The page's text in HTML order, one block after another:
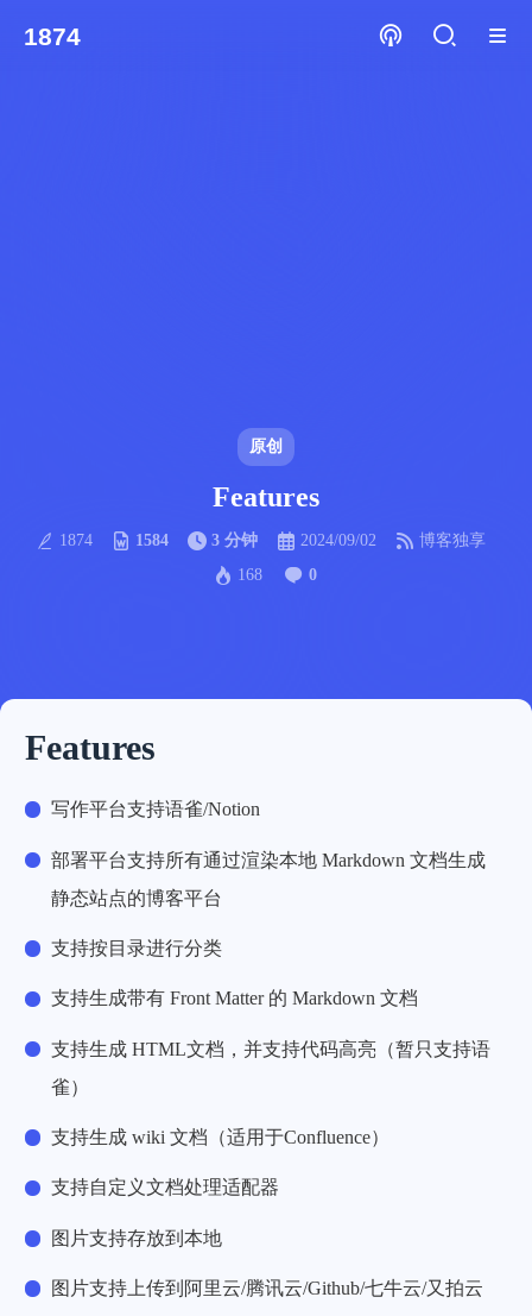
1874
原创
Features
1874 1584 3 分钟 2024/09/02
博客独享
168
0
Features
写作平台支持语雀/Notion
部署平台支持所有通过渲染本地 Markdown 文档生成
静态站点的博客平台
支持按目录进行分类
支持生成带有 Front Matter 的 Markdown 文档
支持生成 HTML文档，并支持代码高亮（暂只支持语
雀）
支持生成 wiki 文档（适用于Confluence）
支持自定义文档处理适配器
图片支持存放到本地
图片支持上传到阿里云/腾讯云/Github/七牛云/又拍云